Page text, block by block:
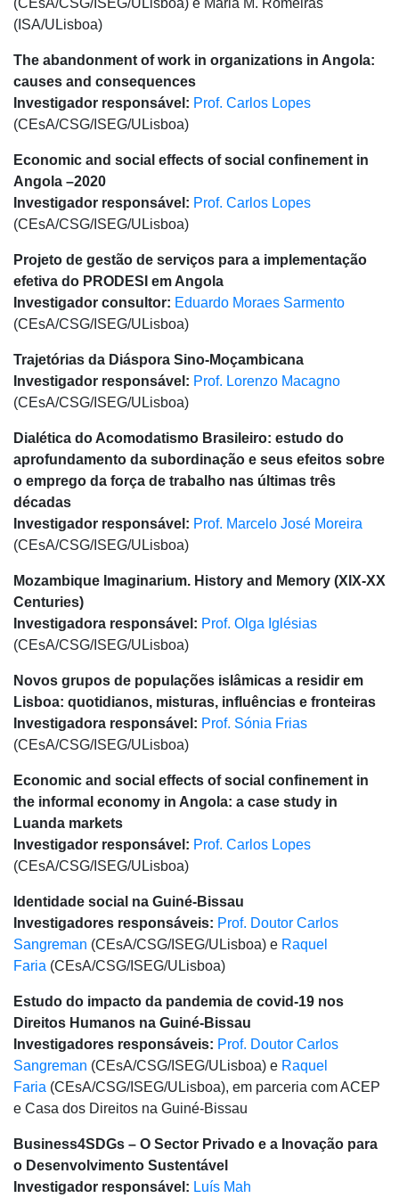
(CEsA/CSG/ISEG/ULisboa) e Maria M. Romeiras
(ISA/ULisboa)
The abandonment of work in organizations in Angola:
causes and consequences
Investigador responsável: Prof. Carlos Lopes
(CEsA/CSG/ISEG/ULisboa)
Economic and social effects of social confinement in
Angola –2020
Investigador responsável: Prof. Carlos Lopes
(CEsA/CSG/ISEG/ULisboa)
Projeto de gestão de serviços para a implementação
efetiva do PRODESI em Angola
Investigador consultor: Eduardo Moraes Sarmento
(CEsA/CSG/ISEG/ULisboa)
Trajetórias da Diáspora Sino-Moçambicana
Investigador responsável: Prof. Lorenzo Macagno
(CEsA/CSG/ISEG/ULisboa)
Dialética do Acomodatismo Brasileiro: estudo do
aprofundamento da subordinação e seus efeitos sobre
o emprego da força de trabalho nas últimas três
décadas
Investigador responsável: Prof. Marcelo José Moreira
(CEsA/CSG/ISEG/ULisboa)
Mozambique Imaginarium. History and Memory (XIX-XX
Centuries)
Investigadora responsável: Prof. Olga Iglésias
(CEsA/CSG/ISEG/ULisboa)
Novos grupos de populações islâmicas a residir em
Lisboa: quotidianos, misturas, influências e fronteiras
Investigadora responsável: Prof. Sónia Frias
(CEsA/CSG/ISEG/ULisboa)
Economic and social effects of social confinement in
the informal economy in Angola: a case study in
Luanda markets
Investigador responsável: Prof. Carlos Lopes
(CEsA/CSG/ISEG/ULisboa)
Identidade social na Guiné-Bissau
Investigadores responsáveis: Prof. Doutor Carlos
Sangreman (CEsA/CSG/ISEG/ULisboa) e Raquel
Faria (CEsA/CSG/ISEG/ULisboa)
Estudo do impacto da pandemia de covid-19 nos
Direitos Humanos na Guiné-Bissau
Investigadores responsáveis: Prof. Doutor Carlos
Sangreman (CEsA/CSG/ISEG/ULisboa) e Raquel
Faria (CEsA/CSG/ISEG/ULisboa), em parceria com ACEP
e Casa dos Direitos na Guiné-Bissau
Business4SDGs – O Sector Privado e a Inovação para
o Desenvolvimento Sustentável
Investigador responsável: Luís Mah